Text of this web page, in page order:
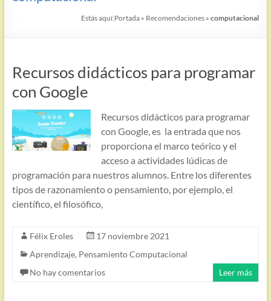
Estás aquí:Portada » Recomendaciones »computacional
Recursos didácticos para programar
con Google
Recursos didácticos para programar
con Google, es la entrada que nos
proporciona el marco teórico y el
acceso a actividades lúdicas de
programación para nuestros alumnos. Entre los diferentes
tipos de razonamiento o pensamiento, por ejemplo, el
científico, el filosófico,
Félix Eroles
17 noviembre 2021
Aprendizaje, Pensamiento Computacional
No hay comentarios
Leer más